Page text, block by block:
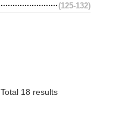
(125-132)
Total 18 results